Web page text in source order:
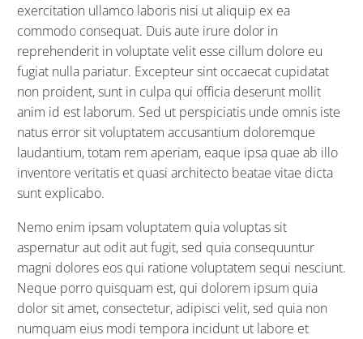
exercitation ullamco laboris nisi ut aliquip ex ea
commodo consequat. Duis aute irure dolor in
reprehenderit in voluptate velit esse cillum dolore eu
fugiat nulla pariatur. Excepteur sint occaecat cupidatat
non proident, sunt in culpa qui officia deserunt mollit
anim id est laborum. Sed ut perspiciatis unde omnis iste
natus error sit voluptatem accusantium doloremque
laudantium, totam rem aperiam, eaque ipsa quae ab illo
inventore veritatis et quasi architecto beatae vitae dicta
sunt explicabo.
Nemo enim ipsam voluptatem quia voluptas sit
aspernatur aut odit aut fugit, sed quia consequuntur
magni dolores eos qui ratione voluptatem sequi nesciunt.
Neque porro quisquam est, qui dolorem ipsum quia
dolor sit amet, consectetur, adipisci velit, sed quia non
numquam eius modi tempora incidunt ut labore et